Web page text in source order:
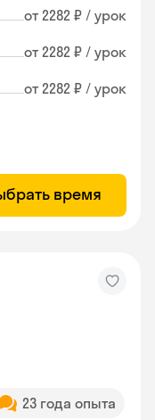
от 2282 ₽ / урок
от 2282 ₽ / урок
от 2282 ₽ / урок
время
23 года опыта